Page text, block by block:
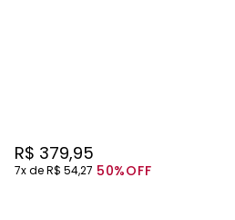
R$ 379,95
7 R$ 54,27 50%OFF